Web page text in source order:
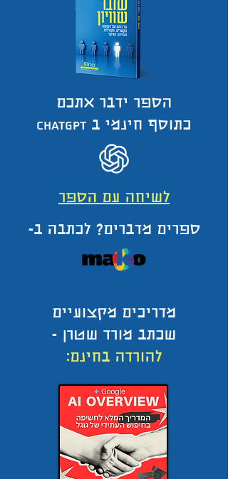
הספר ידבר אתכם
כתוסף חינמי ב ChatGPT
לשיחה עם הספר
ספרים מדברים? לכתבה ב-
מדריכים מקצועיים
שכתב מורד שטרן -
להורדה בחינם: